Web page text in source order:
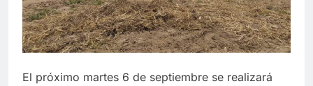
El próximo martes 6 de septiembre se realizará